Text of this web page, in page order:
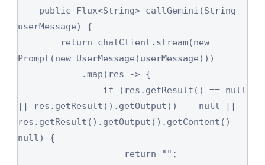
userMessage) {
Prompt(new UserMessage(userMessage)))
|| res.getResult().getOutput() == null ||
res.getResult().getOutput().getContent() ==
null) {